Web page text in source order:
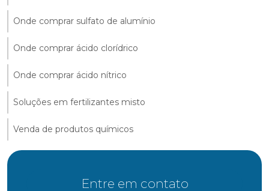
Onde comprar sulfato de alumínio
Onde comprar ácido clorídrico
Onde comprar ácido nítrico
Soluções em fertilizantes misto
Venda de produtos químicos
Entre em contato